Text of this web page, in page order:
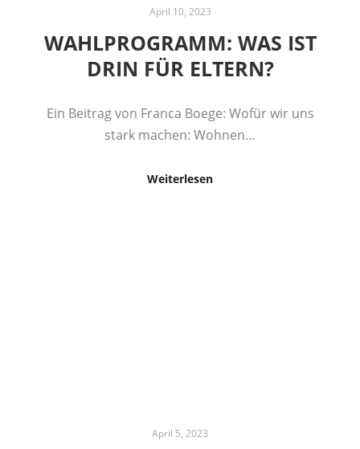
April 10, 2023
WAHLPROGRAMM: WAS IST
DRIN FÜR ELTERN?
Ein Beitrag von Franca Boege: Wofür wir uns
stark machen: Wohnen…
Weiterlesen
April 5, 2023